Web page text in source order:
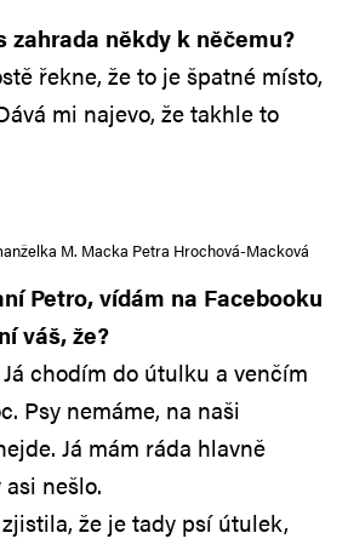
zahrada někdy k něčemu?
řekne, že to je špatné místo,
mi najevo, že takhle to
M. Macka Petra Hrochová-Macková
Petro, vídám na Facebooku
váš, že?
Já chodím do útulku a venčím
Psy nemáme, na naši
Já mám ráda hlavně
nešlo.
že je tady psí útulek,